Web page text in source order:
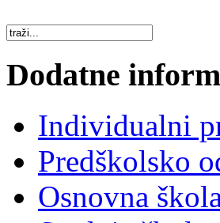
Dodatne
Individualni
Predškolsko
Osnovna